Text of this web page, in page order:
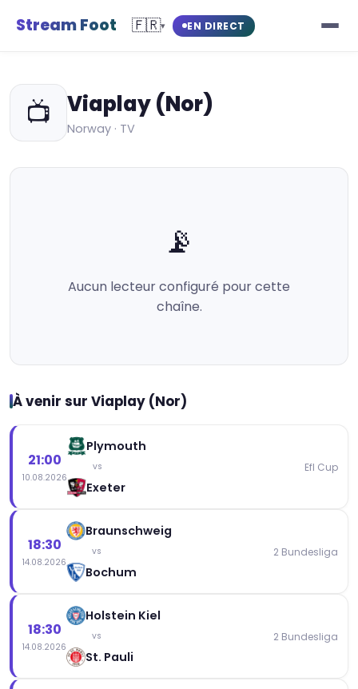
Stream Foot 🇫🇷▾ EN DIRECT
📺 Viaplay (Nor)
Norway · TV
📡
Aucun lecteur configuré pour cette
chaîne.
À venir sur Viaplay (Nor)
21:00
10.08.2026
Plymouth
vs
Exeter
Efl Cup
18:30
14.08.2026
Braunschweig
vs
Bochum
2 Bundesliga
18:30
14.08.2026
Holstein Kiel
vs
St. Pauli
2 Bundesliga